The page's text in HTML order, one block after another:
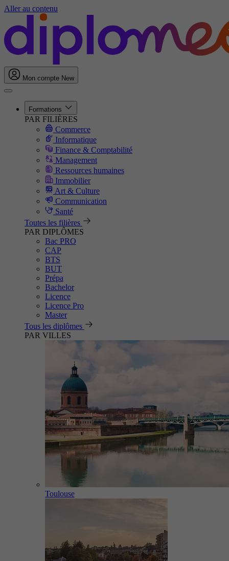
Aller au contenu
Mon compte New
Formations
PAR FILIÈRES
Commerce
Informatique
Finance & Comptabilité
Management
Ressources humaines
Immobilier
Art & Culture
Communication
Santé
Toutes les filières
PAR DIPLÔMES
Bac PRO
CAP
BTS
BUT
Prépa
Bachelor
Licence
Licence Pro
Master
Tous les diplômes
PAR VILLES
Toulouse